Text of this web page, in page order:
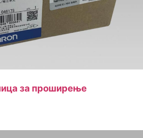
за проширење